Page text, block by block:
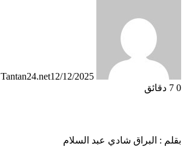
Tantan24.net12/12/2025
0
بقلم : البراق شادي عبد السلام